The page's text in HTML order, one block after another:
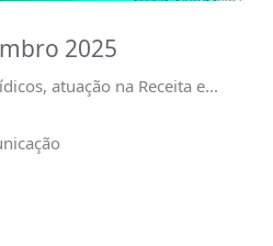
2025
atuação na Receita e...